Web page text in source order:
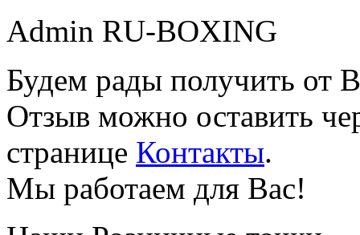
Admin RU-BOXING
Будем рады получить от
Отзыв можно оставить
странице Контакты.
Мы работаем для Вас!